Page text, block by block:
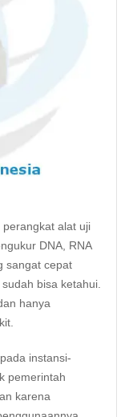
alat uji
DNA, RNA
sangat cepat
bisa ketahui.
hanya
instansi-
pemerintah
karena